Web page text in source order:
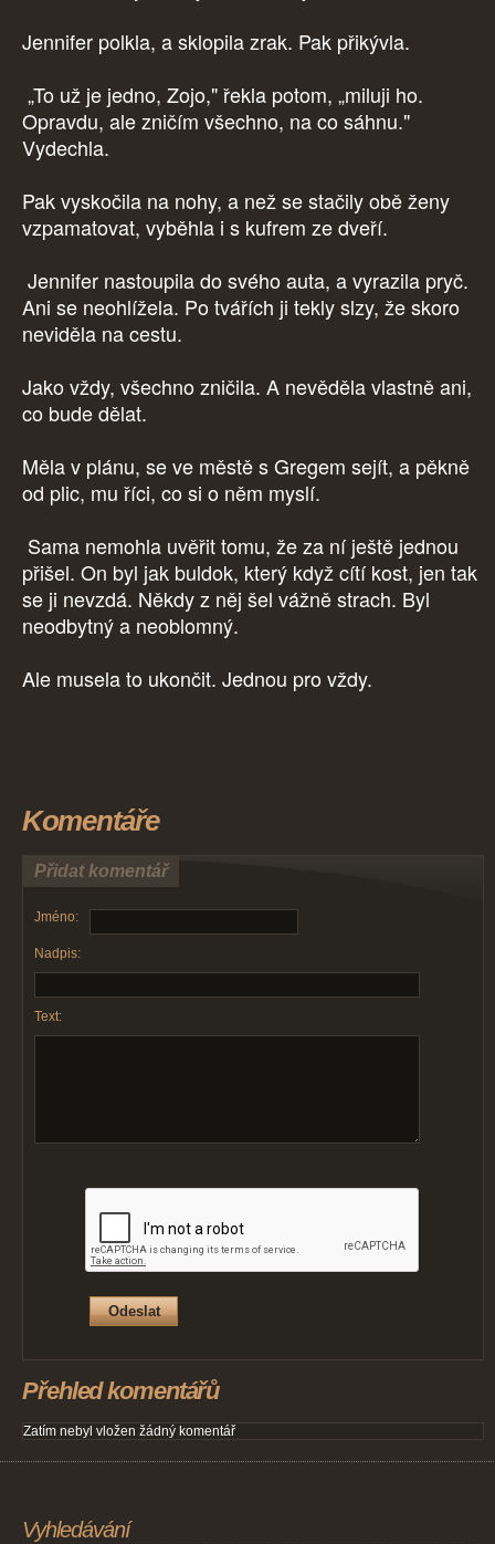
Jennifer polkla, a sklopila zrak. Pak přikývla.
„To už je jedno, Zojo," řekla potom, „miluji ho.
Opravdu, ale zničím všechno, na co sáhnu."
Vydechla.
Pak vyskočila na nohy, a než se stačily obě ženy
vzpamatovat, vyběhla i s kufrem ze dveří.
Jennifer nastoupila do svého auta, a vyrazila pryč.
Ani se neohlížela. Po tvářích ji tekly slzy, že skoro
neviděla na cestu.
Jako vždy, všechno zničila. A nevěděla vlastně ani,
co bude dělat.
Měla v plánu, se ve městě s Gregem sejít, a pěkně
od plic, mu říci, co si o něm myslí.
Sama nemohla uvěřit tomu, že za ní ještě jednou
přišel. On byl jak buldok, který když cítí kost, jen tak
se ji nevzdá. Někdy z něj šel vážně strach. Byl
neodbytný a neoblomný.
Ale musela to ukončit. Jednou pro vždy.
Komentáře
Přidat komentář
Jméno:
Nadpis:
Text:
Přehled komentářů
Zatím nebyl vložen žádný komentář
Vyhledávání